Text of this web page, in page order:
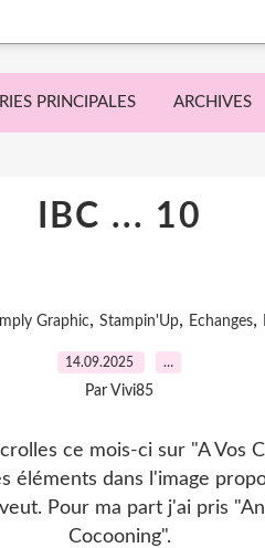
PRINCIPALES ARCHIVES
IBC ... 10
Graphic, Stampin'Up, Echanges,
14.09.2025 …
Par Vivi85
ce mois-ci sur "A Vos
éléments dans l'image
Pour ma part j'ai pris
Cocooning".